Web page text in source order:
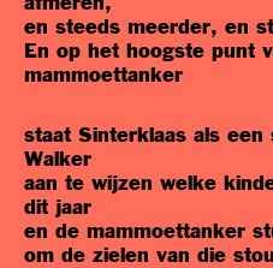
en steeds meerder, en
En op het hoogste punt
mammoettanker
staat Sinterklaas als een
Walker
aan te wijzen welke
dit jaar
en de mammoettanker
om de zielen van die